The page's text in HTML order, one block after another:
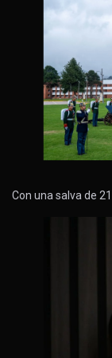
Con una salva de